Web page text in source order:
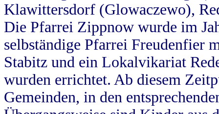
Klawittersdorf (Glowaczewo),
Die Pfarrei Zippnow wurde im
selbständige Pfarrei Freudenfier
Stabitz und ein Lokalvikariat
wurden errichtet. Ab diesem
Gemeinden, in den